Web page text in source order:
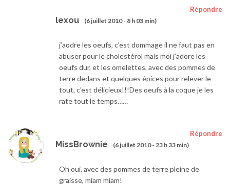
lexou (6 juillet 2010 - 8 h 03 min)
Répondre
j’aodre les oeufs, c’est dommage il ne faut pas en
abuser pour le cholestérol mais moi j’adore les
oeufs dur, et les omelettes, avec des pommes de
terre dedans et quelques épices pour relever le
tout, c’est délicieux!!!Des oeufs à la coque je les
rate tout le temps……
MissBrownie (6 juillet 2010 - 23 h 33 min)
Répondre
Oh oui, avec des pommes de terre pleine de
graisse, miam miam!